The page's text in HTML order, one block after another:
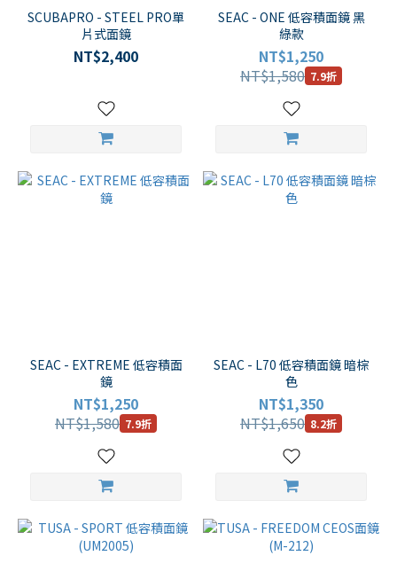
SCUBAPRO - STEEL PRO單
片式面鏡
NT$2,400
SEAC - ONE 低容積面鏡 黑
綠款
NT$1,250
NT$1,580 7.9折
SEAC - EXTREME 低容積面
鏡
NT$1,250
NT$1,580 7.9折
SEAC - L70 低容積面鏡 暗棕
色
NT$1,350
NT$1,650 8.2折